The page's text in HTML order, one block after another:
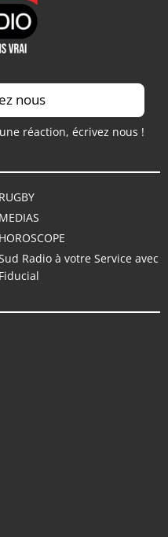
nous
réaction, écrivez nous !
RUGBY
MEDIAS
HOROSCOPE
Radio à votre Service avec
Fiducial